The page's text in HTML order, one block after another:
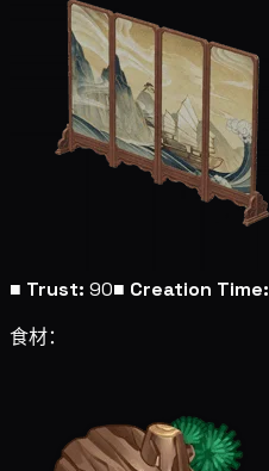
■ Trust: 90■ Creation Time:
食材：